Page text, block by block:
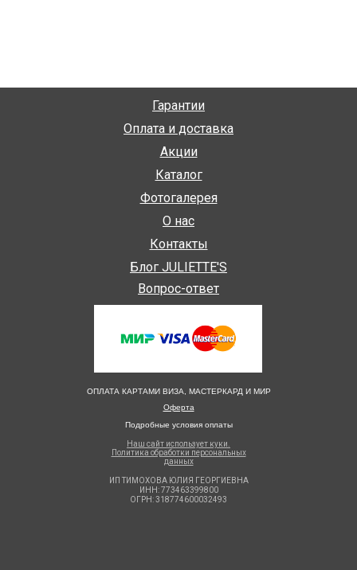
ОПЛАТА КАРТАМИ ВИЗА, МАСТЕРКАРД И МИР
Оферта
Подробные условия оплаты
Гарантии
Оплата и доставка
Акции
Каталог
О нас
Наш сайт использует куки.
Политика обработки персональных
данных
Контакты
Блог JULIETTE'S
Фотогалерея
ИП ТИМОХОВА ЮЛИЯ ГЕОРГИЕВНА
ИНН: 773463399800
ОГРН: 318774600032493
Вопрос-ответ